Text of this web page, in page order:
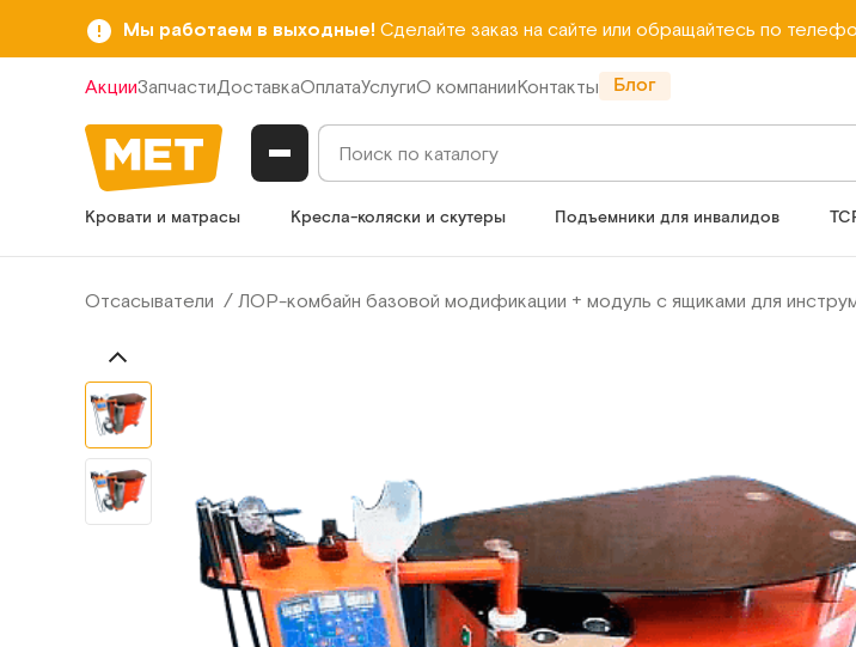
Мы работаем в выходные! Сделайте заказ на сайте или обращайтесь по
АкцииЗапчастиДоставкаОплатаУслугиО компанииКонтакты Блог
Кровати и матрасы Кресла-коляски и скутеры Подъемники для инвалидов
Отсасыватели ЛОР-комбайн базовой модификации + модуль с ящиками для